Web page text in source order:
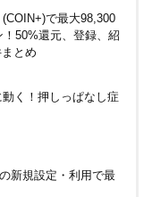
(COIN+)で最大98,300
50%還元、登録、紹
とめ
く！押しっぱなし症
新規設定・利用で最